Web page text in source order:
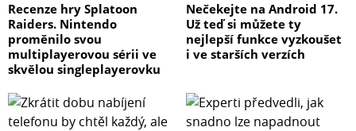
Recenze hry Splatoon
Raiders. Nintendo
proměnilo svou
multiplayerovou sérii ve
skvělou singleplayerovku
Nečekejte na Android 17.
Už teď si můžete ty
nejlepší funkce vyzkoušet
i ve starších verzích